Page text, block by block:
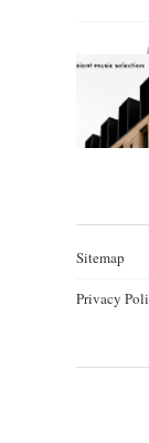
Sitemap
Privacy